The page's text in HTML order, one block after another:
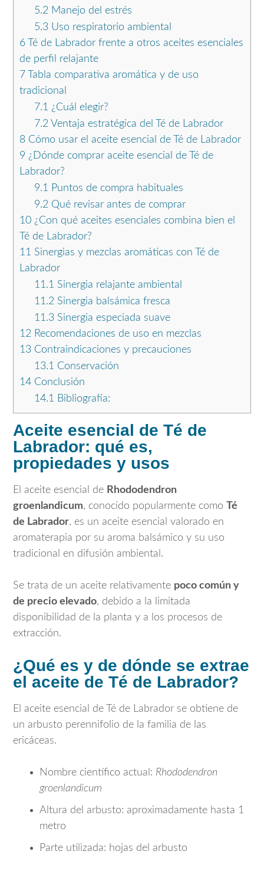
5.2Manejo del estrés
5.3Uso respiratorio ambiental
6 Té de Labrador frente a otros aceites esenciales
de perfil relajante
7 Tabla comparativa aromática y de uso
tradicional
7.1 ¿Cuál elegir?
7.2Ventaja estratégica del Té de Labrador
8 Cómo usar el aceite esencial de Té de Labrador
9 ¿Dónde comprar aceite esencial de Té de
Labrador?
9.1 Puntos de compra habituales
9.2Qué revisar antes de comprar
10 ¿Con qué aceites esenciales combina bien el
Té de Labrador?
11 Sinergias y mezclas aromáticas con Té de
Labrador
11.1 Sinergia relajante ambiental
11.2Sinergia balsámica fresca
11.3Sinergia especiada suave
12 Recomendaciones de uso en mezclas
13 Contraindicaciones y precauciones
13.1 Conservación
14 Conclusión
14.1 Bibliografía:
Aceite esencial de Té de
Labrador: qué es,
propiedades y usos
El aceite esencial de Rhododendron
groenlandicum, conocido popularmente como Té
de Labrador, es un aceite esencial valorado en
aromaterapia por su aroma balsámico y su uso
tradicional en difusión ambiental.
Se trata de un aceite relativamente poco común y
de precio elevado, debido a la limitada
disponibilidad de la planta y a los procesos de
extracción.
¿Qué es y de dónde se extrae
el aceite de Té de Labrador?
El aceite esencial de Té de Labrador se obtiene de
un arbusto perennifolio de la familia de las
ericáceas.
Nombre científico actual: Rhododendron
groenlandicum
Altura del arbusto: aproximadamente hasta 1
metro
Parte utilizada: hojas del arbusto